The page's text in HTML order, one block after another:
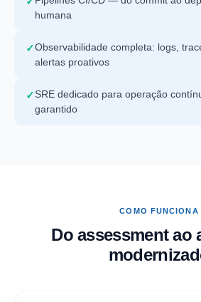
humana
✓Observabilidade completa: logs,
alertas proativos
✓SRE dedicado para operação
garantido
COMO FUNCIONA
Do assessment ao